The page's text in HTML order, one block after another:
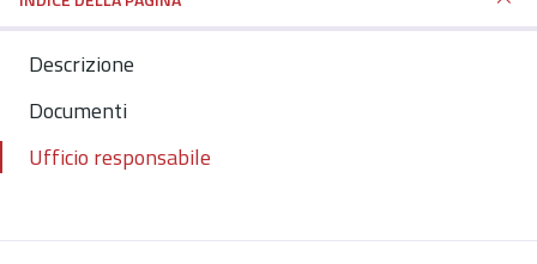
Descrizione
Documenti
Ufficio responsabile